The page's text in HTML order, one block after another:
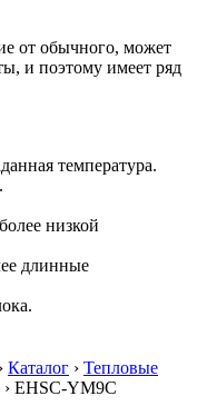
от обычного, может
и поэтому имеет ряд
температура.
низкой
длинные
› Каталог › Тепловые
› EHSC-YM9C